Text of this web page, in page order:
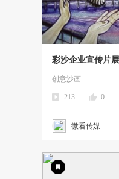
彩沙企业宣传片
创意沙画 -
213 0
微看传媒